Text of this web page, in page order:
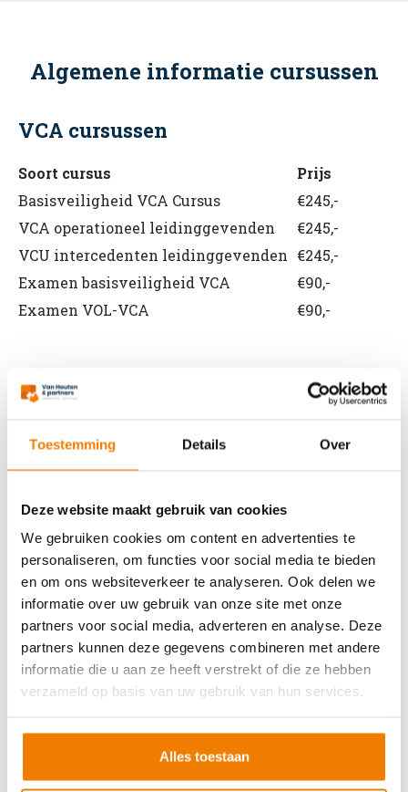
Toestemming Details Over
Deze website maakt gebruik van cookies
We gebruiken cookies om content en advertenties te
personaliseren, om functies voor social media te bieden
en om ons websiteverkeer te analyseren. Ook delen we
informatie over uw gebruik van onze site met onze
partners voor social media, adverteren en analyse. Deze
partners kunnen deze gegevens combineren met andere
informatie die u aan ze heeft verstrekt of die ze hebben
verzameld op basis van uw gebruik van hun services.
Alles toestaan
Algemene informatie cursussen
VCA cursussen
Soort cursus
Prijs
Basisveiligheid VCA Cursus
€245,-
VCA operationeel leidinggevenden
€245,-
VCU intercedenten leidinggevenden €245,-
Examen basisveiligheid VCA
€90,-
Examen VOL-VCA
€90,-
BHV basisopleiding
v.a. €245,-
BHV herhaling
Arbo en Veiligheid
Prijs
Werken met vorkhef- en reachtruck
v.a. €250,-
Werken met een hoogwerker
v.a. €250,-
Veilig aanslaan van lasten
v.a. €250,-
Veilig werken langs de weg
v.a. €250,-
VCA andere taal